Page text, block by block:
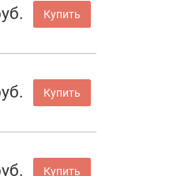
Купить
Купить
Купить